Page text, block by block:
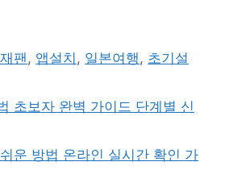
팬, 앱설치 , 일본여행, 초기설
초보자 완벽 가이드 단계별 신
운 방법 온라인 실시간 확인 가